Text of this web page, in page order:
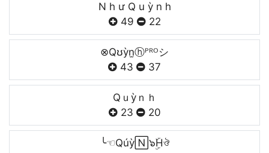
N h ư Q u ỳ n h
49
22
⊗Qʊỳn̫ⓗᴾᴿᴼシ
43
37
Qｕỳｎｈ
23
20
╰☜Qúỳ🄽๖ۣۜHঔ